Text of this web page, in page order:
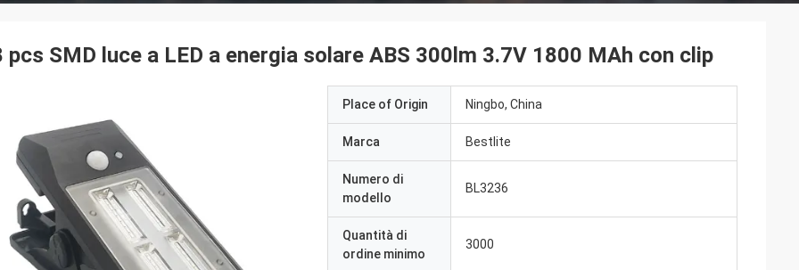
pcs SMD luce a LED a energia solare ABS 300lm 3.7V 1800 MAh con clip
Place of Origin Ningbo, China
Marca Bestlite
Numero di
modello
BL3236
Quantità di
ordine minimo
3000